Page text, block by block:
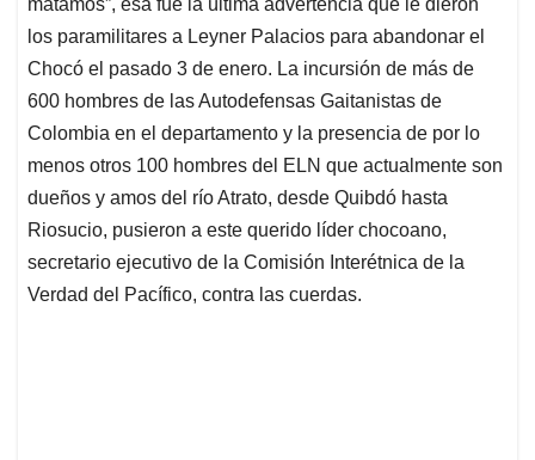
A
p
p
o
o
k
d
I
n
d
s
los paramilitares a Leyner Palacios para abandonar el
Chocó el pasado 3 de enero. La incursión de más de
600 hombres de las Autodefensas Gaitanistas de
Colombia en el departamento y la presencia de por lo
menos otros 100 hombres del ELN que actualmente son
dueños y amos del río Atrato, desde Quibdó hasta
Riosucio, pusieron a este querido líder chocoano,
secretario ejecutivo de la Comisión Interétnica de la
Verdad del Pacífico, contra las cuerdas.